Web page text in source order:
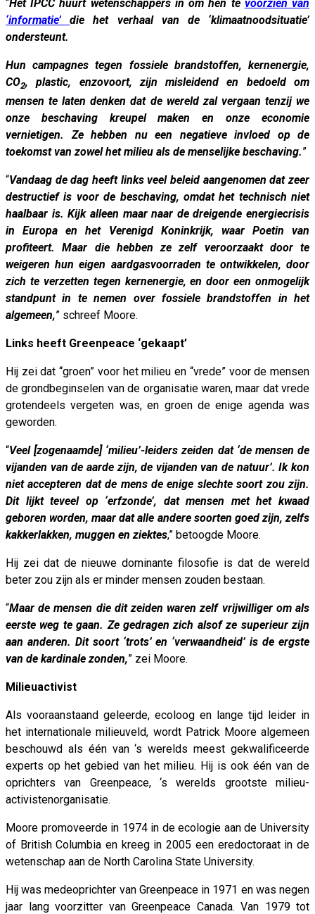
“Het IPCC huurt wetenschappers in om hen te voorzien van
‘informatie’die het verhaal van de ‘klimaatnoodsituatie’
ondersteunt.
Hun campagnes tegen fossiele brandstoffen, kernenergie,
CO2, plastic, enzovoort, zijn misleidend en bedoeld om
mensen te laten denken dat de wereld zal vergaan tenzij we
onze beschaving kreupel maken en onze economie
vernietigen. Ze hebben nu een negatieve invloed op de
toekomst van zowel het milieu als de menselijke beschaving.”
“Vandaag de dag heeft links veel beleid aangenomen dat zeer
destructief is voor de beschaving, omdat het technisch niet
haalbaar is. Kijk alleen maar naar de dreigende energiecrisis
in Europa en het Verenigd Koninkrijk, waar Poetin van
profiteert. Maar die hebben ze zelf veroorzaakt door te
weigeren hun eigen aardgasvoorraden te ontwikkelen, door
zich te verzetten tegen kernenergie, en door een onmogelijk
standpunt in te nemen over fossiele brandstoffen in het
algemeen,” schreef Moore.
Links heeft Greenpeace ‘gekaapt’
Hij zei dat “groen” voor het milieu en “vrede” voor de mensen
de grondbeginselen van de organisatie waren, maar dat vrede
grotendeels vergeten was, en groen de enige agenda was
geworden.
“Veel [zogenaamde] ‘milieu’-leiders zeiden dat ‘de mensen de
vijanden van de aarde zijn, de vijanden van de natuur’. Ik kon
niet accepteren dat de mens de enige slechte soort zou zijn.
Dit lijkt teveel op ‘erfzonde’, dat mensen met het kwaad
geboren worden, maar dat alle andere soorten goed zijn, zelfs
kakkerlakken, muggen en ziektes,” betoogde Moore.
Hij zei dat de nieuwe dominante filosofie is dat de wereld
beter zou zijn als er minder mensen zouden bestaan.
“Maar de mensen die dit zeiden waren zelf vrijwilliger om als
eerste weg te gaan. Ze gedragen zich alsof ze superieur zijn
aan anderen. Dit soort ‘trots’ en ‘verwaandheid’ is de ergste
van de kardinale zonden,” zei Moore.
Milieuactivist
Als vooraanstaand geleerde, ecoloog en lange tijd leider in
het internationale milieuveld, wordt Patrick Moore algemeen
beschouwd als één van ‘s werelds meest gekwalificeerde
experts op het gebied van het milieu. Hij is ook één van de
oprichters van Greenpeace, ‘s werelds grootste milieu-
activistenorganisatie.
Moore promoveerde in 1974 in de ecologie aan de University
of British Columbia en kreeg in 2005 een eredoctoraat in de
wetenschap aan de North Carolina State University.
Hij was medeoprichter van Greenpeace in 1971 en was negen
jaar lang voorzitter van Greenpeace Canada. Van 1979 tot